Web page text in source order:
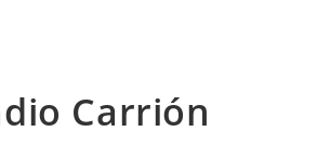
Carrión